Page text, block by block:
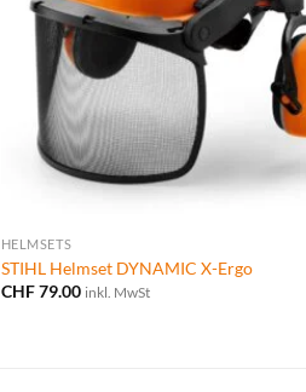
HELMSETS
STIHL Helmset DYNAMIC X-Ergo
CHF79.00 inkl. MwSt